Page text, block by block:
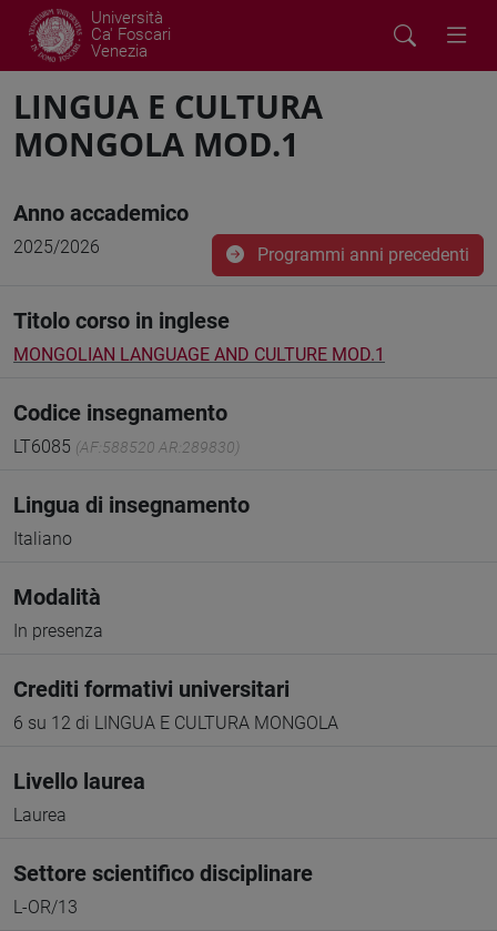
Università
Ca' Foscari
Venezia
LINGUA E CULTURA
MONGOLA MOD.1
Anno accademico
2025/2026 Programmi anni precedenti
Titolo corso in inglese
MONGOLIAN LANGUAGE AND CULTURE MOD.1
Codice insegnamento
LT6085 (AF:588520 AR:289830)
Lingua di insegnamento
Italiano
Modalità
In presenza
Crediti formativi universitari
6 su 12 di LINGUA E CULTURA MONGOLA
Livello laurea
Laurea
Settore scientifico disciplinare
L-OR/13